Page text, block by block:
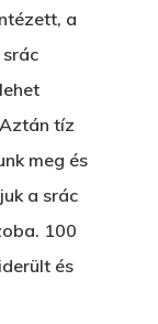
a
tíz
meg és
a srác
100
és